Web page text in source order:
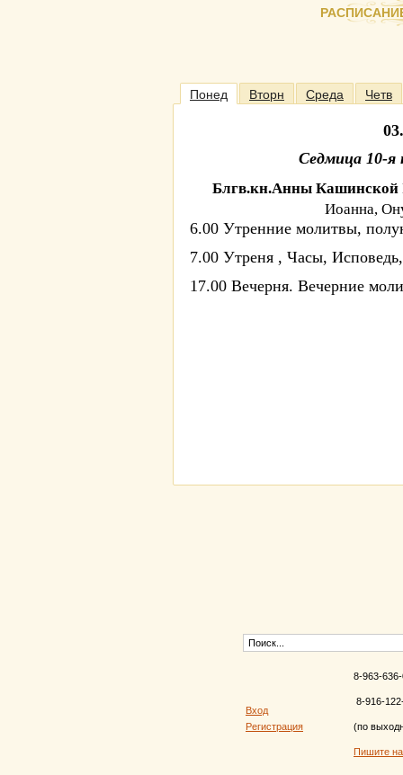
Понед Вторн Среда Четв
Седмица 10-
Блгв.кн.Анны Кашинской
Иоанна,
6.00 Утренние молитвы,
7.00 Утреня , Часы,
17.00 Вечерня. Вечерние
Вход
Регистрация
8-963-
8-916-
(по
Пишите